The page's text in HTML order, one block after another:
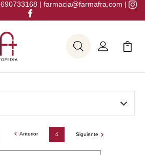
690733168 | farmacia@farmafra.com |
BuscarMi Cuenta
Mi
Anterior 4 Siguiente